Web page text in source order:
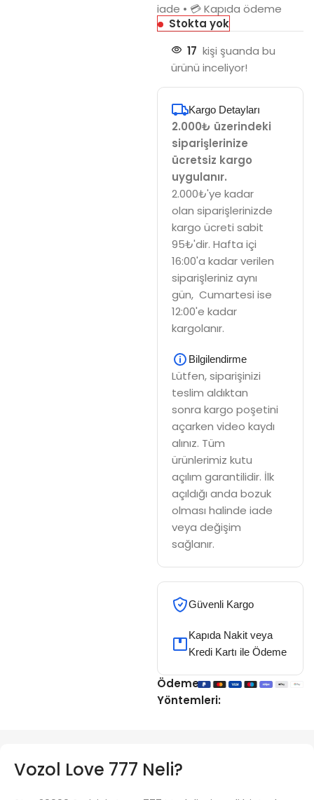
iade • 💳 Kapıda ödeme
Stokta yok
17 kişi şuanda bu
ürünü inceliyor!
Kargo Detayları
2.000₺ üzerindeki
siparişlerinize
ücretsiz kargo
uygulanır.
2.000₺'ye kadar
olan siparişlerinizde
kargo ücreti sabit
95₺'dir. Hafta içi
16:00'a kadar verilen
siparişleriniz aynı
gün, Cumartesi ise
12:00'e kadar
kargolanır.
Bilgilendirme
Lütfen, siparişinizi
teslim aldıktan
sonra kargo poşetini
açarken video kaydı
alınız. Tüm
ürünlerimiz kutu
açılım garantilidir. İlk
açıldığı anda bozuk
olması halinde iade
veya değişim
sağlanır.
Güvenli Kargo
Kapıda Nakit veya
Kredi Kartı ile Ödeme
Ödeme
Yöntemleri:
Vozol Love 777 Neli?